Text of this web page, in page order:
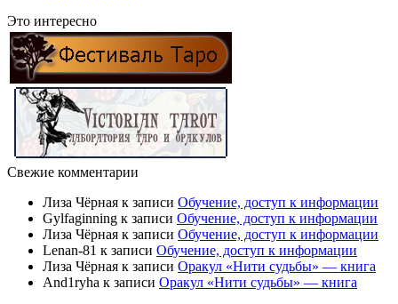
Это интересно
Свежие комментарии
Лиза Чёрная к записи Обучение, доступ к информации
Gylfaginning к записи Обучение, доступ к информации
Лиза Чёрная к записи Обучение, доступ к информации
Lenan-81 к записи Обучение, доступ к информации
Лиза Чёрная к записи Оракул «Нити судьбы» — книга
And1ryha к записи Оракул «Нити судьбы» — книга